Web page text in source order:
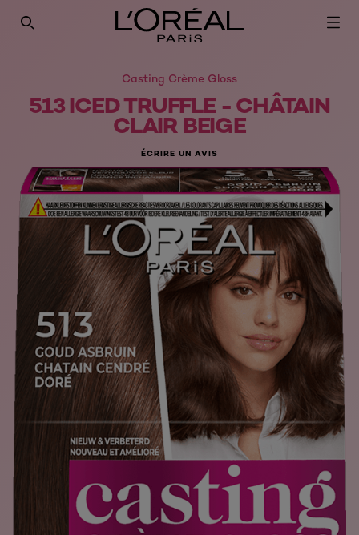
Casting Crème Gloss
513 ICED TRUFFLE - CHÂTAIN
CLAIR BEIGE
ÉCRIRE UN AVIS